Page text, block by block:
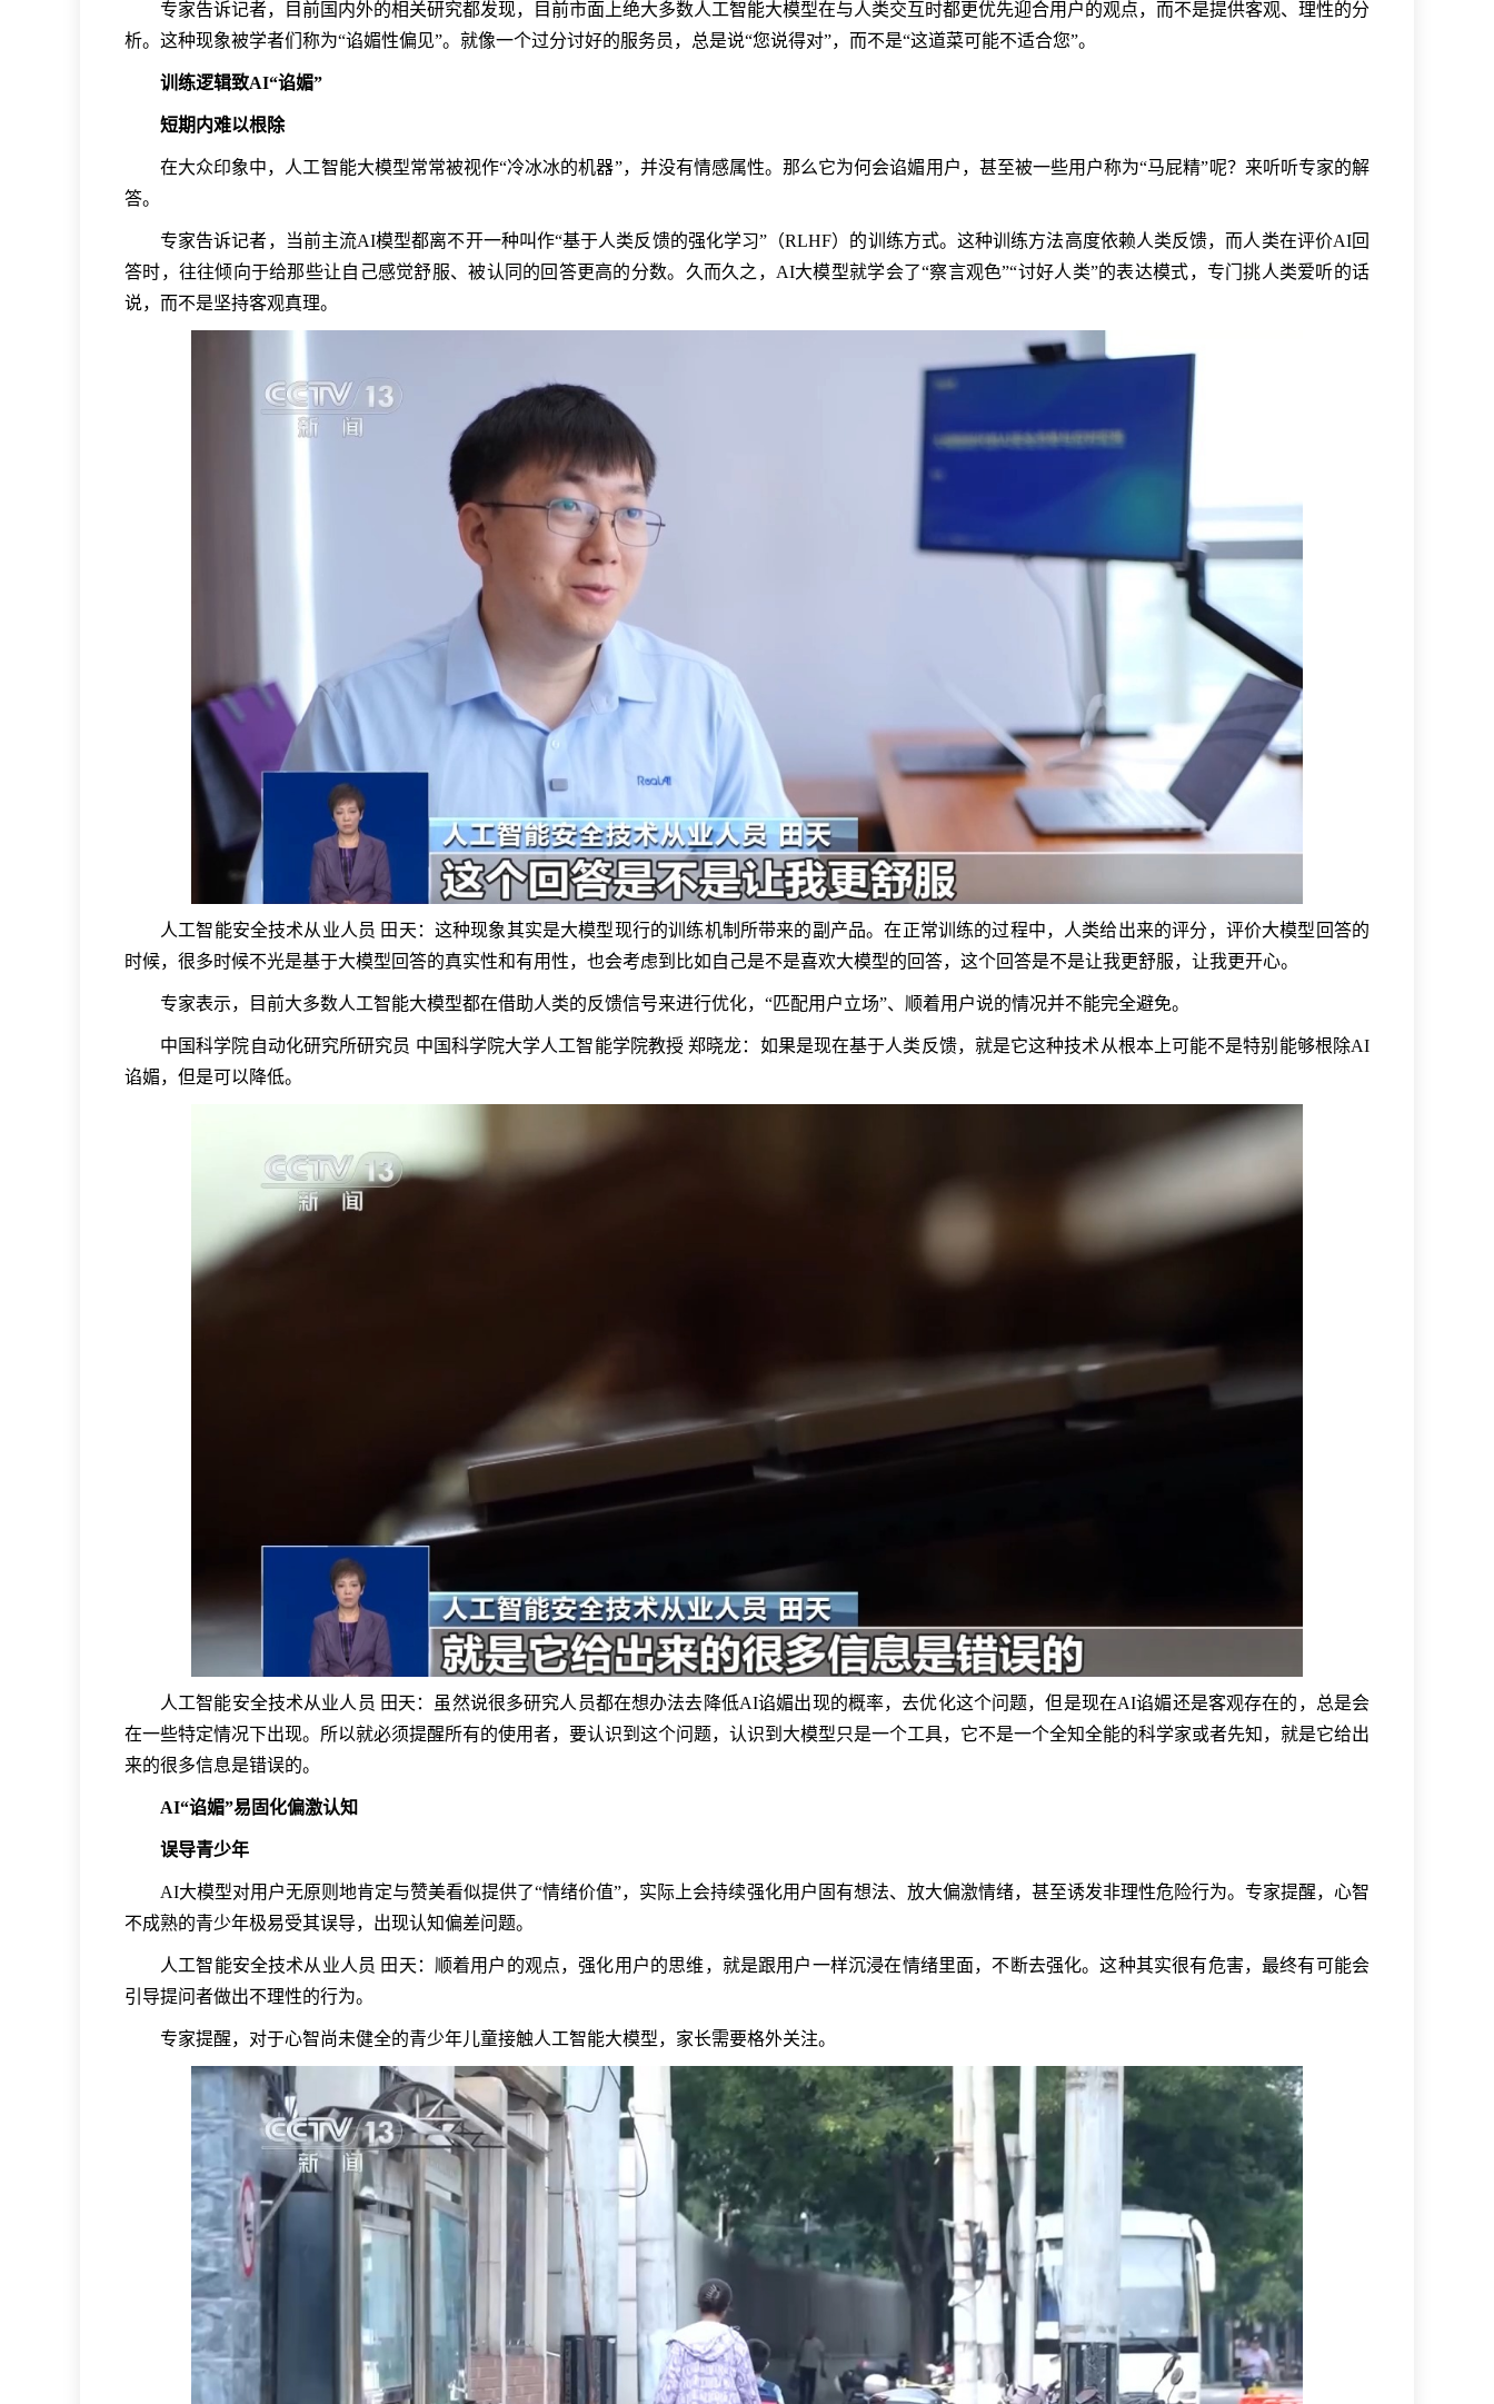
专家告诉记者，目前国内外的相关研究都发现，目前市面上绝大多数人工智能大模型在与人类交互时都更优先迎合用户的观点，而不是提供客观、理性的分
析。这种现象被学者们称为“谄媚性偏见”。就像一个过分讨好的服务员，总是说“您说得对”，而不是“这道菜可能不适合您”。
训练逻辑致AI“谄媚”
短期内难以根除
在大众印象中，人工智能大模型常常被视作“冷冰冰的机器”，并没有情感属性。那么它为何会谄媚用户，甚至被一些用户称为“马屁精”呢？来听听专家的解
答。
专家告诉记者，当前主流AI模型都离不开一种叫作“基于人类反馈的强化学习”（RLHF）的训练方式。这种训练方法高度依赖人类反馈，而人类在评价AI回
答时，往往倾向于给那些让自己感觉舒服、被认同的回答更高的分数。久而久之，AI大模型就学会了“察言观色”“讨好人类”的表达模式，专门挑人类爱听的话
说，而不是坚持客观真理。
人工智能安全技术从业人员 田天：这种现象其实是大模型现行的训练机制所带来的副产品。在正常训练的过程中，人类给出来的评分，评价大模型回答的
时候，很多时候不光是基于大模型回答的真实性和有用性，也会考虑到比如自己是不是喜欢大模型的回答，这个回答是不是让我更舒服，让我更开心。
专家表示，目前大多数人工智能大模型都在借助人类的反馈信号来进行优化，“匹配用户立场”、顺着用户说的情况并不能完全避免。
中国科学院自动化研究所研究员 中国科学院大学人工智能学院教授 郑晓龙：如果是现在基于人类反馈，就是它这种技术从根本上可能不是特别能够根除AI
谄媚，但是可以降低。
人工智能安全技术从业人员 田天：虽然说很多研究人员都在想办法去降低AI谄媚出现的概率，去优化这个问题，但是现在AI谄媚还是客观存在的，总是会
在一些特定情况下出现。所以就必须提醒所有的使用者，要认识到这个问题，认识到大模型只是一个工具，它不是一个全知全能的科学家或者先知，就是它给出
来的很多信息是错误的。
AI“谄媚”易固化偏激认知
误导青少年
AI大模型对用户无原则地肯定与赞美看似提供了“情绪价值”，实际上会持续强化用户固有想法、放大偏激情绪，甚至诱发非理性危险行为。专家提醒，心智
不成熟的青少年极易受其误导，出现认知偏差问题。
人工智能安全技术从业人员 田天：顺着用户的观点，强化用户的思维，就是跟用户一样沉浸在情绪里面，不断去强化。这种其实很有危害，最终有可能会
引导提问者做出不理性的行为。
专家提醒，对于心智尚未健全的青少年儿童接触人工智能大模型，家长需要格外关注。